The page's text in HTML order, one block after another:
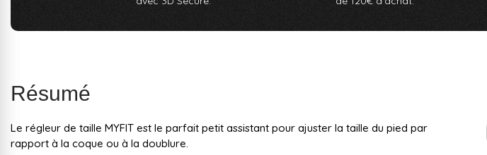
Résumé
Le régleur de taille MYFIT est le parfait petit assistant pour ajuster la taille du pied par
rapport à la coque ou à la doublure.